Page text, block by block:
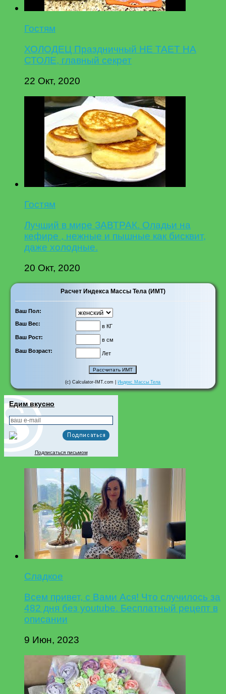
Гостям
ХОЛОДЕЦ Праздничный НЕ ТАЕТ НА
СТОЛЕ, главный секрет
22 Окт, 2020
Гостям
Лучший в мире ЗАВТРАК. Оладьи на
кефире , нежные и пышные как бисквит,
даже холодные.
20 Окт, 2020
Расчет Индекса Массы Тела (ИМТ)
Ваш Пол:
Ваш Вес:
в КГ
Ваш Рост:
в см
Ваш Возраст:
Лет
(c) Calculator-IMT.com | Индекс Массы Тела
Едим вкусно
Подписаться письмом
Сладкое
Всем привет, с Вами Ася! Что случилось за
482 дня без youtube. Бесплатный рецепт в
описании
9 Июн, 2023